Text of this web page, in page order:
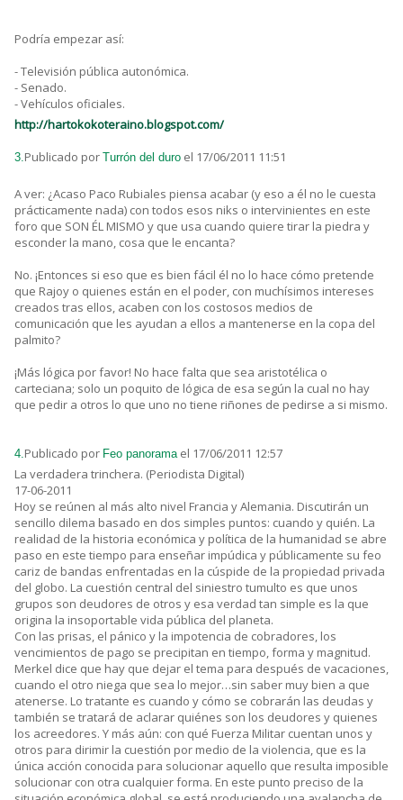
Podría empezar así:
- Televisión pública autonómica.
- Senado.
- Vehículos oficiales.
http://hartokokoteraino.blogspot.com/
3.Publicado por Turrón del duro el 17/06/2011 11:51
A ver: ¿Acaso Paco Rubiales piensa acabar (y eso a él no le cuesta
prácticamente nada) con todos esos niks o intervinientes en este
foro que SON ÉL MISMO y que usa cuando quiere tirar la piedra y
esconder la mano, cosa que le encanta?
No. ¡Entonces si eso que es bien fácil él no lo hace cómo pretende
que Rajoy o quienes están en el poder, con muchísimos intereses
creados tras ellos, acaben con los costosos medios de
comunicación que les ayudan a ellos a mantenerse en la copa del
palmito?
¡Más lógica por favor! No hace falta que sea aristotélica o
carteciana; solo un poquito de lógica de esa según la cual no hay
que pedir a otros lo que uno no tiene riñones de pedirse a si mismo.
4.Publicado por Feo panorama el 17/06/2011 12:57
La verdadera trinchera. (Periodista Digital)
17-06-2011
Hoy se reúnen al más alto nivel Francia y Alemania. Discutirán un
sencillo dilema basado en dos simples puntos: cuando y quién. La
realidad de la historia económica y política de la humanidad se abre
paso en este tiempo para enseñar impúdica y públicamente su feo
cariz de bandas enfrentadas en la cúspide de la propiedad privada
del globo. La cuestión central del siniestro tumulto es que unos
grupos son deudores de otros y esa verdad tan simple es la que
origina la insoportable vida pública del planeta.
Con las prisas, el pánico y la impotencia de cobradores, los
vencimientos de pago se precipitan en tiempo, forma y magnitud.
Merkel dice que hay que dejar el tema para después de vacaciones,
cuando el otro niega que sea lo mejor…sin saber muy bien a que
atenerse. Lo tratante es cuando y cómo se cobrarán las deudas y
también se tratará de aclarar quiénes son los deudores y quienes
los acreedores. Y más aún: con qué Fuerza Militar cuentan unos y
otros para dirimir la cuestión por medio de la violencia, que es la
única acción conocida para solucionar aquello que resulta imposible
solucionar con otra cualquier forma. En este punto preciso de la